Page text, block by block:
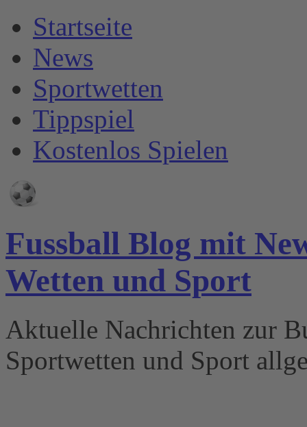
Startseite
News
Sportwetten
Tippspiel
Kostenlos Spielen
Fussball Blog mit
Wetten und Sport
Aktuelle Nachrichten zur
Sportwetten und Sport